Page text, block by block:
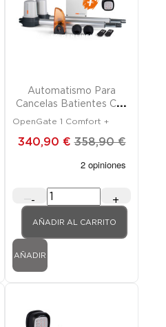
¡SOLO EN LÍNEA!
Automatismo Para
Cancelas Batientes Con
Cilindros
OpenGate 1 Comfort +
340,90 € 358,90 €
- +
AÑADIR AL CARRITO
AÑADIR